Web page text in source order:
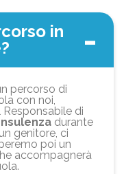
in
percorso di
con noi,
di
durante
genitore, ci
poi un
accompagnerà